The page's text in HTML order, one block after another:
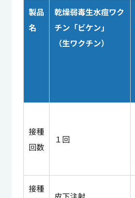
製品
名
乾燥弱毒生水痘ワク
チン「ビケン」
（生ワクチン）
接種
回数
１回
接種